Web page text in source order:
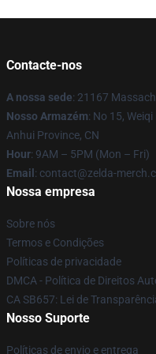
Contacte-nos
A nossa sede: 21167
Nosso Armazém: No 15,
Anhui Province, CN
Hour: 9AM – 5PM (Mon – Fri)
Email : contact@zelda-
Nossa empresa
Sobre nós
Termos e Condições
Políticas de privacidade
DMCA - Política de Direitos
CA SB657: Lei de
Nosso Suporte
Políticas de envio e entrega